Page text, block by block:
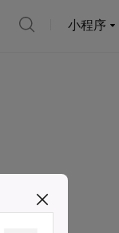
小程序